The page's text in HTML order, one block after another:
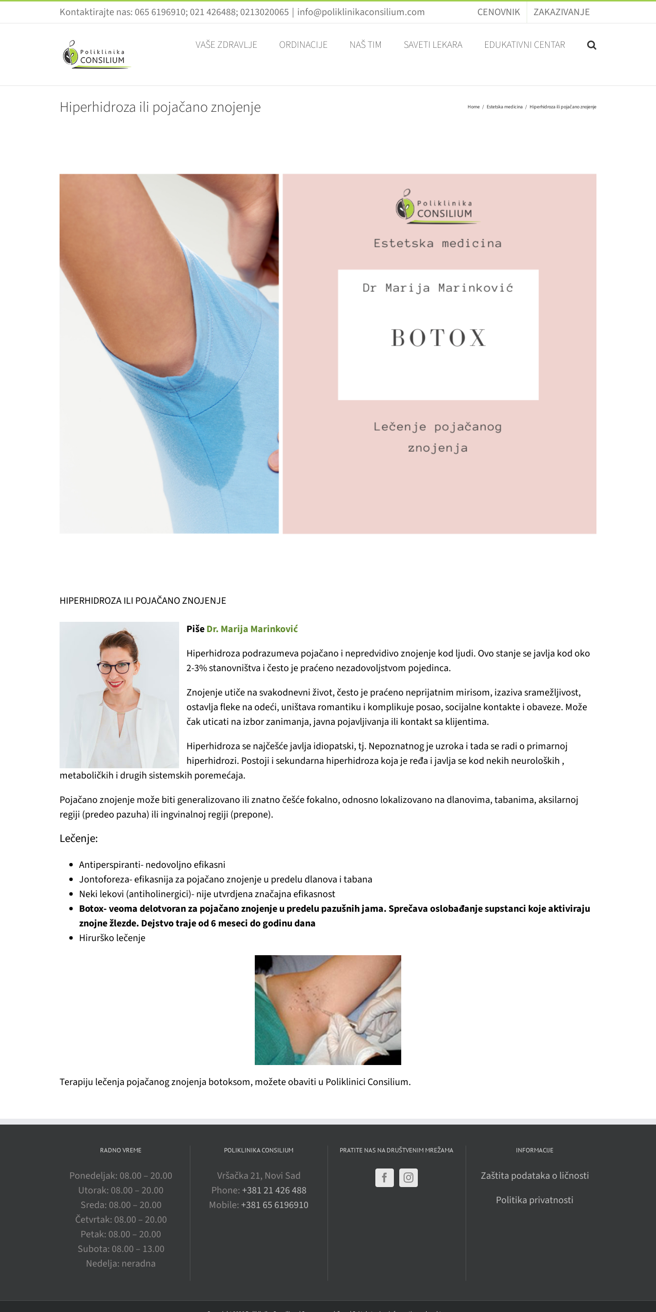
to
Kontaktirajte nas: 065 6196910; 021 426488; 0213020065 | info@poliklinikaconsilium.com CENOVNIK ZAKAZIVANJE
VAŠE ZDRAVLJE ORDINACIJE NAŠ TIM SAVETI LEKARA EDUKATIVNI CENTAR
Hiperhidroza ili pojačano znojenje Home Estetska medicina Hiperhidroza ili pojačano znojenje
HIPERHIDROZA ILI POJAČANO ZNOJENJE
PišeDr. Marija Marinković
Hiperhidroza podrazumeva pojačano i nepredvidivo znojenje kod ljudi. Ovo stanje se javlja kod oko
2-3% stanovništva i često je praćeno nezadovoljstvom pojedinca.
Znojenje utiče na svakodnevni život, često je praćeno neprijatnim mirisom, izaziva sramežljivost,
ostavlja fleke na odeći, uništava romantiku i komplikuje posao, socijalne kontakte i obaveze. Može
čak uticati na izbor zanimanja, javna pojavljivanja ili kontakt sa klijentima.
Hiperhidroza se najčešće javlja idiopatski, tj. Nepoznatnog je uzroka i tada se radi o primarnoj
hiperhidrozi. Postoji i sekundarna hiperhidroza koja je ređa i javlja se kod nekih neuroloških ,
metaboličkih i drugih sistemskih poremećaja.
Pojačano znojenje može biti generalizovano ili znatno češće fokalno, odnosno lokalizovano na dlanovima, tabanima, aksilarnoj
regiji (predeo pazuha) ili ingvinalnoj regiji (prepone).
Lečenje:
Antiperspiranti- nedovoljno efikasni
Jontoforeza- efikasnija za pojačano znojenje u predelu dlanova i tabana
Neki lekovi (antiholinergici)- nije utvrdjena značajna efikasnost
Botox- veoma delotvoran za pojačano znojenje u predelu pazušnih jama. Sprečava oslobađanje supstanci koje aktiviraju
znojne žlezde. Dejstvo traje od 6 meseci do godinu dana
Hirurško lečenje
Terapiju lečenja pojačanog znojenja botoksom, možete obaviti u Poliklinici Consilium.
RADNO VREME
Ponedeljak: 08.00 – 20.00
Utorak: 08.00 – 20.00
Sreda: 08.00 – 20.00
Četvrtak: 08.00 – 20.00
Petak: 08.00 – 20.00
Subota: 08.00 – 13.00
Nedelja: neradna
POLIKLINIKA CONSILIUM
Vršačka 21, Novi Sad
Phone:+381 21 426 488
Mobile:+381 65 6196910
PRATITE NAS NA DRUŠTVENIM MREŽAMA INFORMACIJE
Zaštita podataka o ličnosti
Politika privatnosti